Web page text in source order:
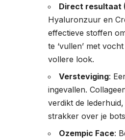
Direct resultaat
Hyaluronzuur en
effectieve stoffen
te ‘vullen’ met
vollere look.
Versteviging:
ingevallen.
verdikt de
strakker over je
Ozempic Face: